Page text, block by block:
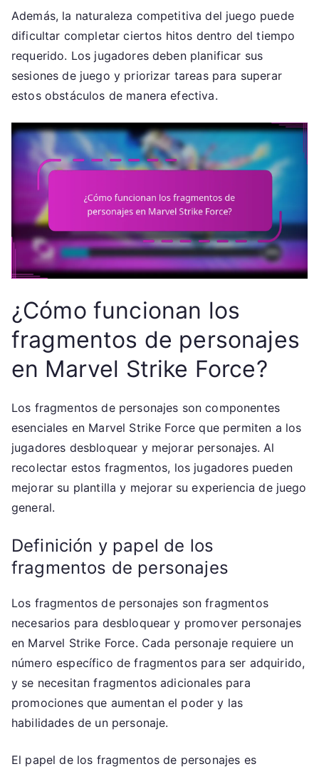
Además, la naturaleza competitiva del juego puede
dificultar completar ciertos hitos dentro del tiempo
requerido. Los jugadores deben planificar sus
sesiones de juego y priorizar tareas para superar
estos obstáculos de manera efectiva.
¿Cómo funcionan los
fragmentos de personajes
en Marvel Strike Force?
Los fragmentos de personajes son componentes
esenciales en Marvel Strike Force que permiten a los
jugadores desbloquear y mejorar personajes. Al
recolectar estos fragmentos, los jugadores pueden
mejorar su plantilla y mejorar su experiencia de juego
general.
Definición y papel de los
fragmentos de personajes
Los fragmentos de personajes son fragmentos
necesarios para desbloquear y promover personajes
en Marvel Strike Force. Cada personaje requiere un
número específico de fragmentos para ser adquirido,
y se necesitan fragmentos adicionales para
promociones que aumentan el poder y las
habilidades de un personaje.
El papel de los fragmentos de personajes es